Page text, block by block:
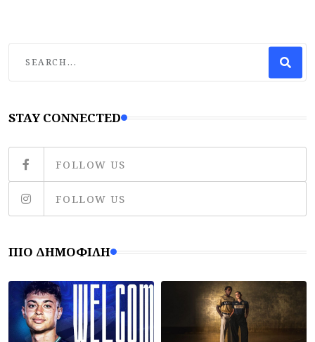
STAY CONNECTED
FOLLOW US
FOLLOW US
ΠΙΟ ΔΗΜΟΦΙΛΉ